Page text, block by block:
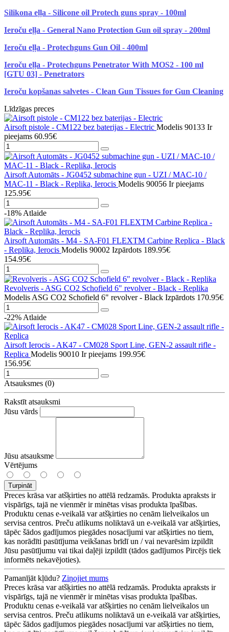
Silikona eļļa - Silicone oil Protech guns spray - 100ml
Ieroču eļļa - General Nano Protection Gun oil spray - 200ml
Ieroču eļļa - Protechguns Gun Oil - 400ml
Ieroču eļļa - Protechguns Penetrator With MOS2 - 100 ml
[GTU 03] - Penetrators
Ieroču kopšanas salvetes - Clean Gun Tissues for Gun Cleaning
Līdzīgas preces
Airsoft pistole - CM122 bez baterijas - Electric Modelis 90133 Ir
pieejams 60.95€
Airsoft Automāts - JG0452 submachine gun - UZI / MAC-10 /
MAC-11 - Black - Replika, Ierocis Modelis 90056 Ir pieejams
125.95€
-18% Atlaide
Airsoft Automāts - M4 - SA-F01 FLEXTM Carbine Replica - Black
- Replika, Ierocis Modelis 90002 Izpārdots 189.95€
154.95€
Revolveris - ASG CO2 Schofield 6" revolver - Black - Replika
Modelis ASG CO2 Schofield 6" revolver - Black Izpārdots 170.95€
-22% Atlaide
Airsoft Ierocis - AK47 - CM028 Sport Line, GEN-2 assault rifle -
Replica Modelis 90010 Ir pieejams 199.95€
156.95€
Atsauksmes (0)
Rakstīt atsauksmi
Jūsu vārds
Jūsu atsauksme
Vērtējums
Turpināt
Preces krāsa var atšķirties no attēlā redzamās. Produkta apraksts ir
vispārīgs, tajā ne vienmēr ir minētas visas produkta īpašības.
Produktu cenas e-veikalā var atšķirties no cenām lielveikalos un
servisa centros. Preču atlikums noliktavā un e-veikalā var atšķirties,
tāpēc šādos gadījumos piegādes nosacījumi var atšķirties no tiem,
kas norādīti pasūtījuma veikšanas brīdī un / vai nevarēsim izpildīt
Jūsu pasūtījumu vai tikai daļēji izpildīt (tādos gadījumos Pircējs tiek
informēts nekavējoties).
Pamanījāt kļūdu? Ziņojiet mums
Preces krāsa var atšķirties no attēlā redzamās. Produkta apraksts ir
vispārīgs, tajā ne vienmēr ir minētas visas produkta īpašības.
Produktu cenas e-veikalā var atšķirties no cenām lielveikalos un
servisa centros. Preču atlikums noliktavā un e-veikalā var atšķirties,
tāpēc šādos gadījumos piegādes nosacījumi var atšķirties no tiem,